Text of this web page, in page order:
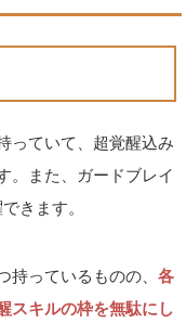
っていて、超覚醒込み
。また、ガードブレイ
きます。
持っているものの、各
スキルの枠を無駄にし